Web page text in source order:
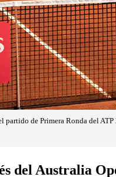
de Primera Ronda del ATP
del Australia